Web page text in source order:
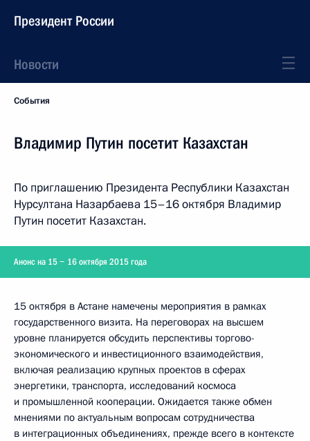
Президент России
Новости
События
Владимир Путин посетит Казахстан
По приглашению Президента Республики Казахстан
Нурсултана Назарбаева 15–16 октября Владимир
Путин посетит Казахстан.
Анонс на 15 − 16 октября 2015 года
15 октября в Астане намечены мероприятия в рамках
государственного визита. На переговорах на высшем
уровне планируется обсудить перспективы торгово-
экономического и инвестиционного взаимодействия,
включая реализацию крупных проектов в сферах
энергетики, транспорта, исследований космоса
и промышленной кооперации. Ожидается также обмен
мнениями по актуальным вопросам сотрудничества
в интеграционных объединениях, прежде всего в контексте